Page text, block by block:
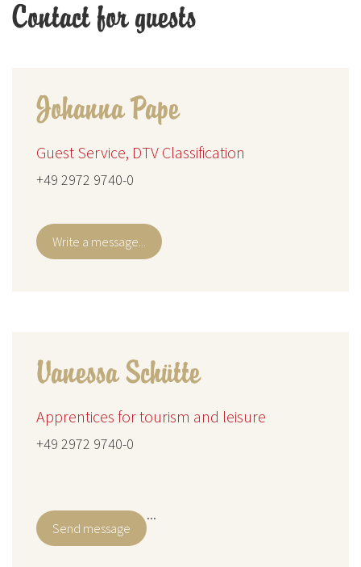
Contact for guests
Johanna Pape
Guest Service, DTV Classification
+49 2972 9740-0
Write a message...
Vanessa Schütte
Apprentices for tourism and leisure
+49 2972 9740-0
Send message
...